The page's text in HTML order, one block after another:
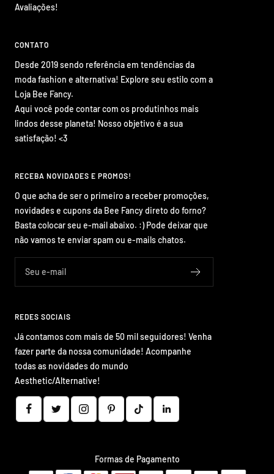
Avaliações!
CONTATO
Desde 2019 sendo referência em tendências da
moda fashion e alternativa! Explore seu estilo com a
Loja Bee Fancy.
Aqui você pode contar com os produtinhos mais
lindos desse planeta! Nosso objetivo é a sua
satisfação! <3
RECEBA NOVIDADES E PROMOS!
O que acha de ser o primeiro a receber promoções,
novidades e cupons da Bee Fancy direto do forno?
Basta colocar seu e-mail abaixo. :) Pode deixar que
não vamos te enviar spam ou e-mails chatos.
Seu e-mail
REDES SOCIAIS
Já contamos com mais de 50 mil seguidores! Venha
fazer parte da nossa comunidade! Acompanhe
todas as novidades do mundo
Aesthetic/Alternative!
Formas de Pagamento